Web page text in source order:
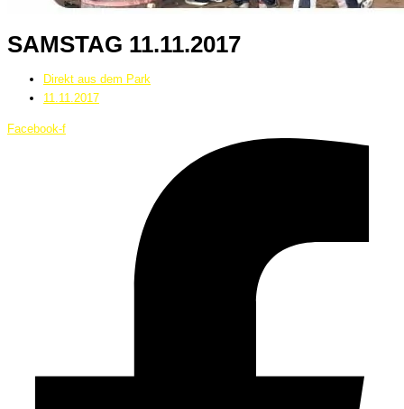
SAMSTAG 11.11.2017
Direkt aus dem Park
11.11.2017
Facebook-f